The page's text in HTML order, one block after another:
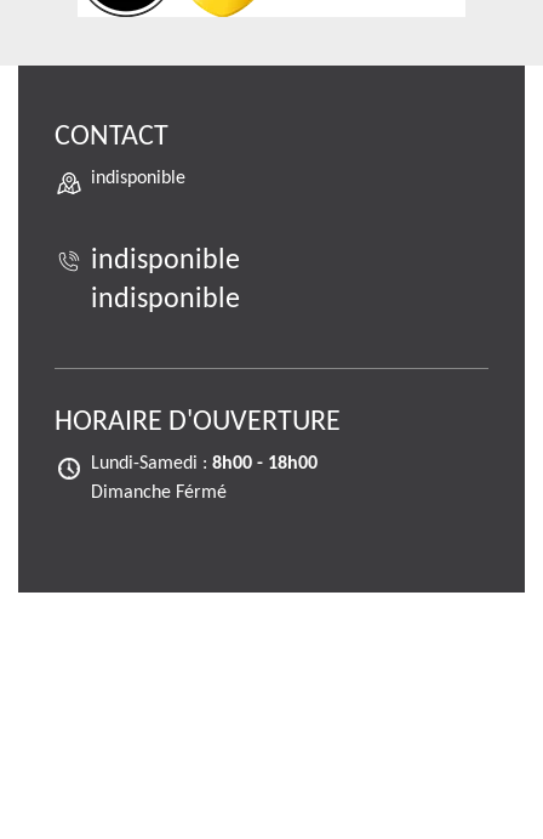
CONTACT
indisponible
indisponible
indisponible
HORAIRE D'OUVERTURE
Lundi-Samedi : 8h00 - 18h00
Dimanche Férmé